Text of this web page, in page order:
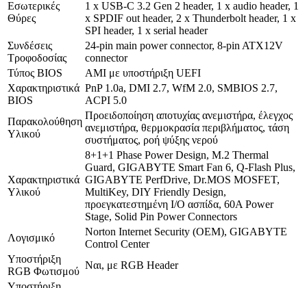
Εσωτερικές
Θύρες
1 x USB-C 3.2 Gen 2 header, 1 x audio header, 1
x SPDIF out header, 2 x Thunderbolt header, 1 x
SPI header, 1 x serial header
Συνδέσεις
Τροφοδοσίας
24-pin main power connector, 8-pin ATX12V
connector
Τύπος BIOS
AMI με υποστήριξη UEFI
Χαρακτηριστικά
BIOS
PnP 1.0a, DMI 2.7, WfM 2.0, SMBIOS 2.7,
ACPI 5.0
Παρακολούθηση
Υλικού
Προειδοποίηση αποτυχίας ανεμιστήρα, έλεγχος
ανεμιστήρα, θερμοκρασία περιβλήματος, τάση
συστήματος, ροή ψύξης νερού
Χαρακτηριστικά
Υλικού
8+1+1 Phase Power Design, M.2 Thermal
Guard, GIGABYTE Smart Fan 6, Q-Flash Plus,
GIGABYTE PerfDrive, Dr.MOS MOSFET,
MultiKey, DIY Friendly Design,
προεγκατεστημένη I/O ασπίδα, 60A Power
Stage, Solid Pin Power Connectors
Λογισμικό
Norton Internet Security (OEM), GIGABYTE
Control Center
Υποστήριξη
RGB Φωτισμού
Ναι, με RGB Header